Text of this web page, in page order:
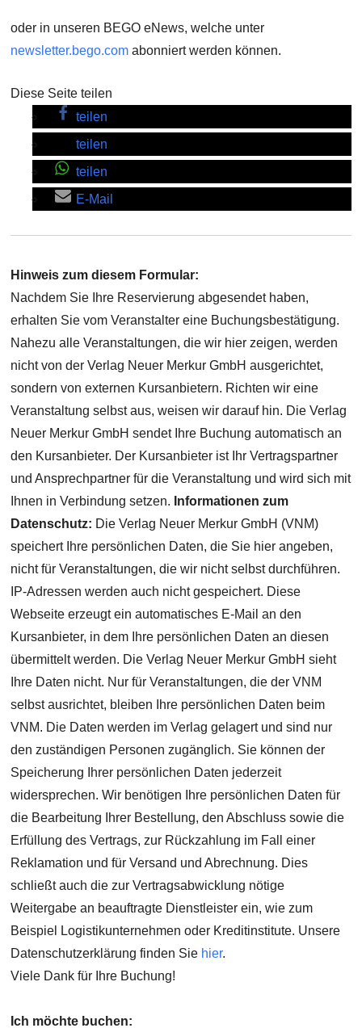
oder in unseren BEGO eNews, welche unter
newsletter.bego.com abonniert werden können.
Diese Seite teilen
teilen
teilen
teilen
E-Mail
Hinweis zum diesem Formular:
Nachdem Sie Ihre Reservierung abgesendet haben,
erhalten Sie vom Veranstalter eine Buchungsbestätigung.
Nahezu alle Veranstaltungen, die wir hier zeigen, werden
nicht von der Verlag Neuer Merkur GmbH ausgerichtet,
sondern von externen Kursanbietern. Richten wir eine
Veranstaltung selbst aus, weisen wir darauf hin. Die Verlag
Neuer Merkur GmbH sendet Ihre Buchung automatisch an
den Kursanbieter. Der Kursanbieter ist Ihr Vertragspartner
und Ansprechpartner für die Veranstaltung und wird sich mit
Ihnen in Verbindung setzen. Informationen zum
Datenschutz: Die Verlag Neuer Merkur GmbH (VNM)
speichert Ihre persönlichen Daten, die Sie hier angeben,
nicht für Veranstaltungen, die wir nicht selbst durchführen.
IP-Adressen werden auch nicht gespeichert. Diese
Webseite erzeugt ein automatisches E-Mail an den
Kursanbieter, in dem Ihre persönlichen Daten an diesen
übermittelt werden. Die Verlag Neuer Merkur GmbH sieht
Ihre Daten nicht. Nur für Veranstaltungen, die der VNM
selbst ausrichtet, bleiben Ihre persönlichen Daten beim
VNM. Die Daten werden im Verlag gelagert und sind nur
den zuständigen Personen zugänglich. Sie können der
Speicherung Ihrer persönlichen Daten jederzeit
widersprechen. Wir benötigen Ihre persönlichen Daten für
die Bearbeitung Ihrer Bestellung, den Abschluss sowie die
Erfüllung des Vertrags, zur Rückzahlung im Fall einer
Reklamation und für Versand und Abrechnung. Dies
schließt auch die zur Vertragsabwicklung nötige
Weitergabe an beauftragte Dienstleister ein, wie zum
Beispiel Logistikunternehmen oder Kreditinstitute. Unsere
Datenschutzerklärung finden Sie hier.
Viele Dank für Ihre Buchung!
Ich möchte buchen: